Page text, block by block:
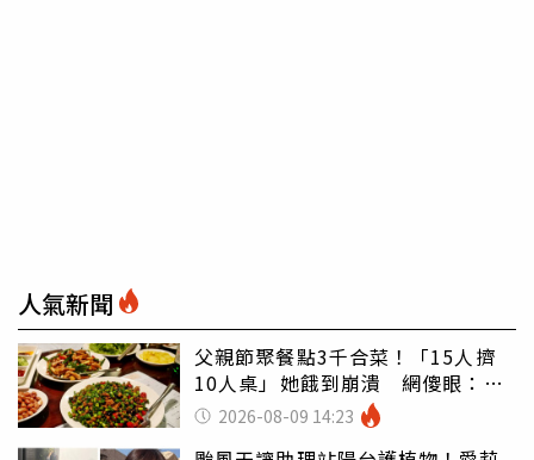
人氣新聞
父親節聚餐點3千合菜！「15人擠
10人桌」她餓到崩潰 網傻眼：讓
店家看笑話
2026-08-09 14:23